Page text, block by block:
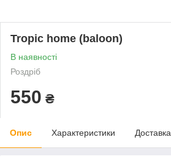
Tropic home (baloon)
В наявності
Роздріб
550 ₴
Опис Характеристики Доставка